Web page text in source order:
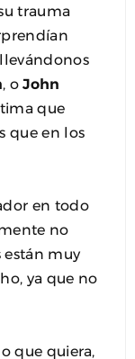
trauma
, oJohn
que
que en los
en todo
no
están muy
ya que no
que quiera,